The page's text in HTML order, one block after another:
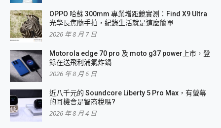
OPPO 哈蘇 300mm 專業增距鏡實測：Find X9 Ultra
光學長焦隨手拍，紀錄生活就是這麼簡單
2026 年 8 月 7 日
Motorola edge 70 pro 及 moto g37 power上市，登
錄在送飛利浦氣炸鍋
2026 年 8 月 6 日
近八千元的 Soundcore Liberty 5 Pro Max，有螢幕
的耳機會是智商稅嗎?
2026 年 8 月 4 日